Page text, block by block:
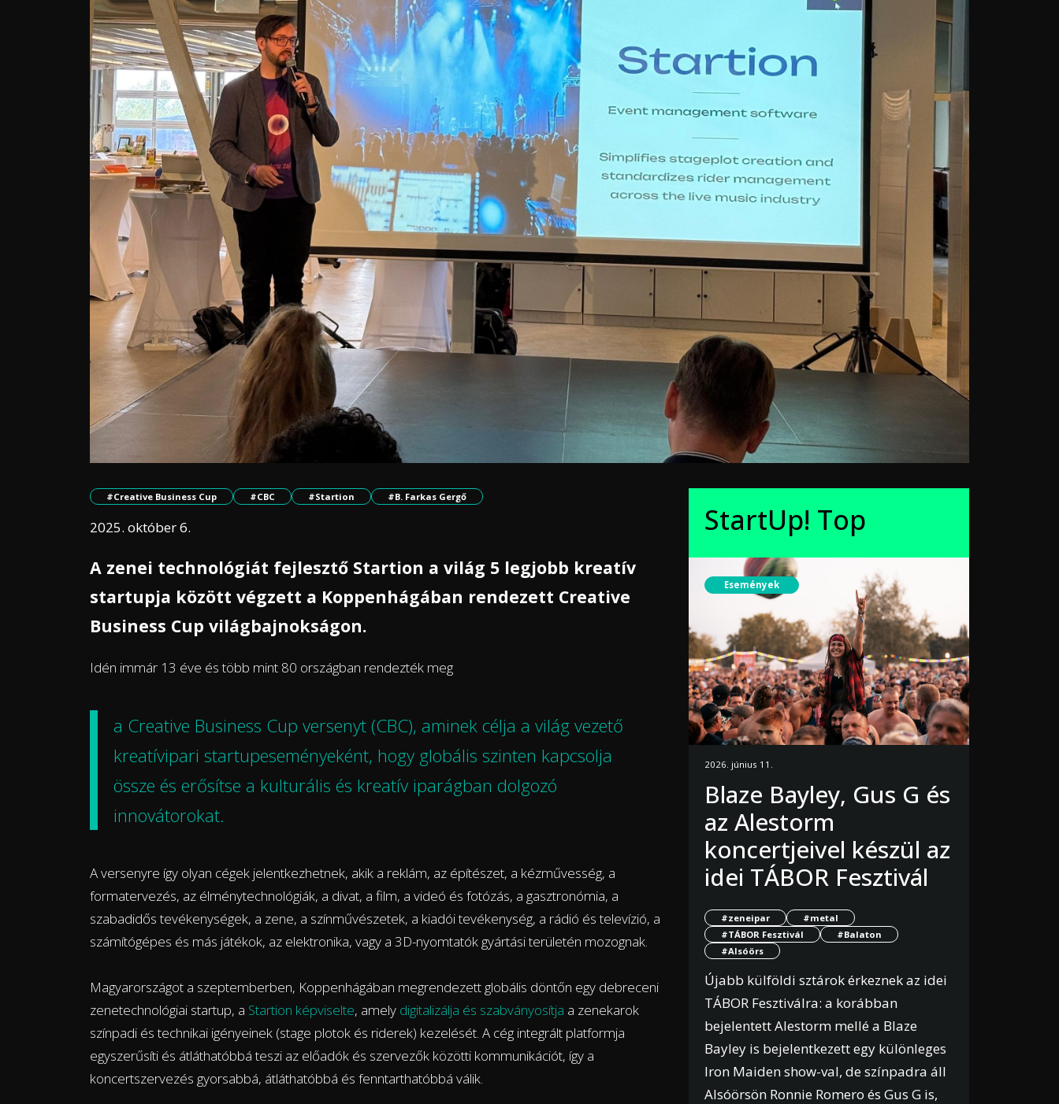
#Creative Business Cup #CBC #Startion #B. Farkas Gergő
2025. október 6.
A zenei technológiát fejlesztő Startion a világ 5 legjobb kreatív
startupja között végzett a Koppenhágában rendezett Creative
Business Cup világbajnokságon.
Idén immár 13 éve és több mint 80 országban rendezték meg
a Creative Business Cup versenyt (CBC), aminek célja a világ vezető
kreatívipari startupeseményeként, hogy globális szinten kapcsolja
össze és erősítse a kulturális és kreatív iparágban dolgozó
innovátorokat.
A versenyre így olyan cégek jelentkezhetnek, akik a reklám, az építészet, a kézművesség, a
formatervezés, az élménytechnológiák, a divat, a film, a videó és fotózás, a gasztronómia, a
szabadidős tevékenységek, a zene, a színművészetek, a kiadói tevékenység, a rádió és televízió, a
számítógépes és más játékok, az elektronika, vagy a 3D-nyomtatók gyártási területén mozognak.
Magyarországot a szeptemberben, Koppenhágában megrendezett globális döntőn egy debreceni
zenetechnológiai startup, a Startion képviselte, amely digitalizálja és szabványosítja a zenekarok
színpadi és technikai igényeinek (stage plotok és riderek) kezelését. A cég integrált platformja
egyszerűsíti és átláthatóbbá teszi az előadók és szervezők közötti kommunikációt, így a
koncertszervezés gyorsabbá, átláthatóbbá és fenntarthatóbbá válik.
StartUp! Top
Események
2026. június 11.
Blaze Bayley, Gus G és
az Alestorm
koncertjeivel készül az
idei TÁBOR Fesztivál
#zeneipar
#metal
#TÁBOR Fesztivál
#Balaton
#Alsóörs
Újabb külföldi sztárok érkeznek az idei
TÁBOR Fesztiválra: a korábban
bejelentett Alestorm mellé a Blaze
Bayley is bejelentkezett egy különleges
Iron Maiden show-val, de színpadra áll
Alsóörsön Ronnie Romero és Gus G is,